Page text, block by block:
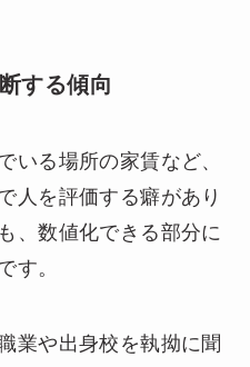
する傾向
いる場所の家賃など、
人を評価する癖があり
、数値化できる部分に
す。
業や出身校を執拗に聞